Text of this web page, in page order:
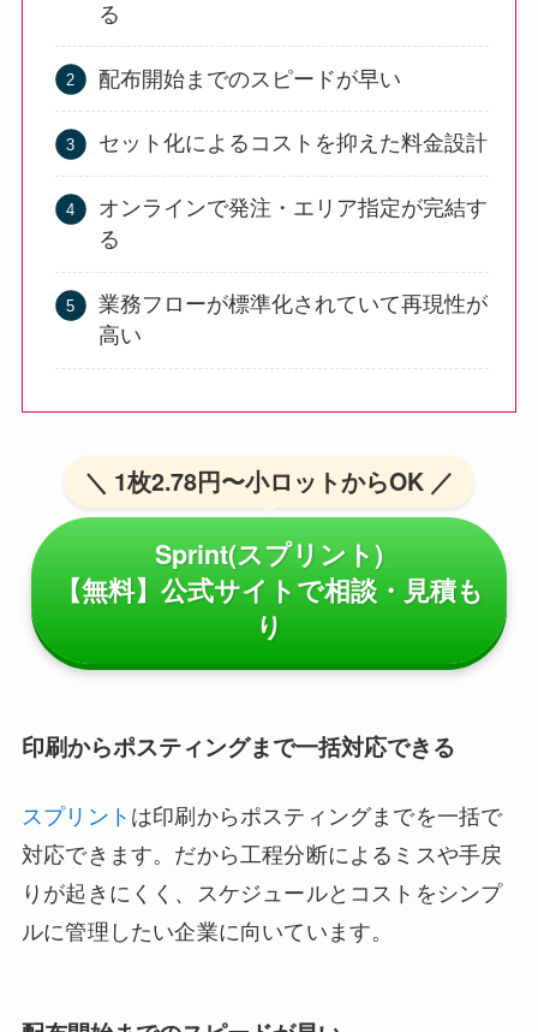
る
配布開始までのスピードが早い
セット化によるコストを抑えた料金設計
オンラインで発注・エリア指定が完結す
る
業務フローが標準化されていて再現性が
高い
＼ 1枚2.78円〜小ロットからOK ／
Sprint(スプリント)
【無料】公式サイトで相談・見積も
り
印刷からポスティングまで一括対応できる
スプリント は印刷からポスティングまでを一括で
対応できます。だから工程分断によるミスや手戻
りが起きにくく、スケジュールとコストをシンプ
ルに管理したい企業に向いています。